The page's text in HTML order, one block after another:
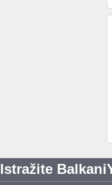
Istražite